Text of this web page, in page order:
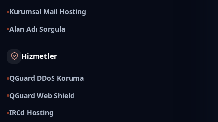
Kurumsal Mail Hosting
Alan Adı Sorgula
Hizmetler
QGuard DDoS Koruma
QGuard Web Shield
IRCd Hosting